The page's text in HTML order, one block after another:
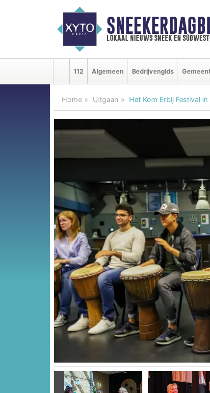
lokaal nieuws sneek en
112 Algemeen Bedrijvengids
Home Uitgaan Het Kom Erbij Festival